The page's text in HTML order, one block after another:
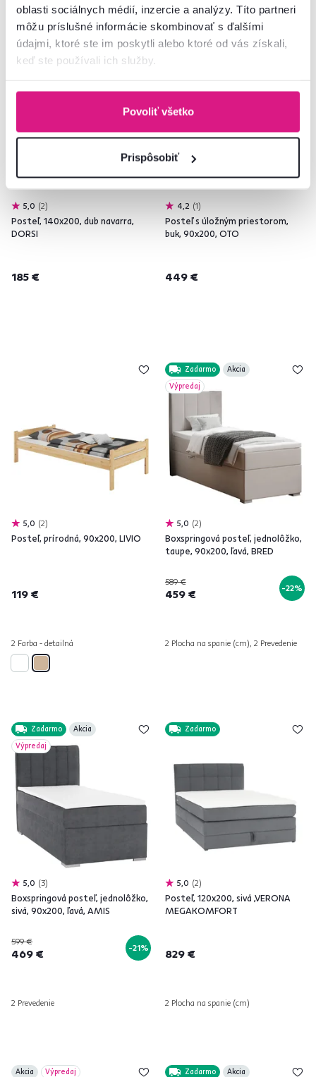
oblasti sociálnych médií, inzercie a analýzy. Títo partneri
môžu príslušné informácie skombinovať s ďalšími
údajmi, ktoré ste im poskytli alebo ktoré od vás získali,
keď ste používali ich služby.
Povoliť všetko
Prispôsobiť
5,0 2
Posteľ, 140x200, dub navarra,
DORSI
185 €
4,2 1
Posteľ s úložným priestorom,
buk, 90x200, OTO
449 €
5,0 2
Posteľ, prírodná, 90x200, LIVIO
119 €
2 Farba - detailná
Zadarmo
Akcia
Výpredaj
5,0 2
Boxspringová posteľ, jednolôžko,
taupe, 90x200, ľavá, BRED
589 €
459 € -22%
2 Plocha na spanie (cm), 2 Prevedenie
Zadarmo
Akcia
Výpredaj
5,0 3
Boxspringová posteľ, jednolôžko,
sivá, 90x200, ľavá, AMIS
599 €
469 € -21%
2 Prevedenie
Zadarmo
5,0 2
Posteľ, 120x200, sivá ,VERONA
MEGAKOMFORT
829 €
2 Plocha na spanie (cm)
Akcia
Výpredaj
Zadarmo
Akcia